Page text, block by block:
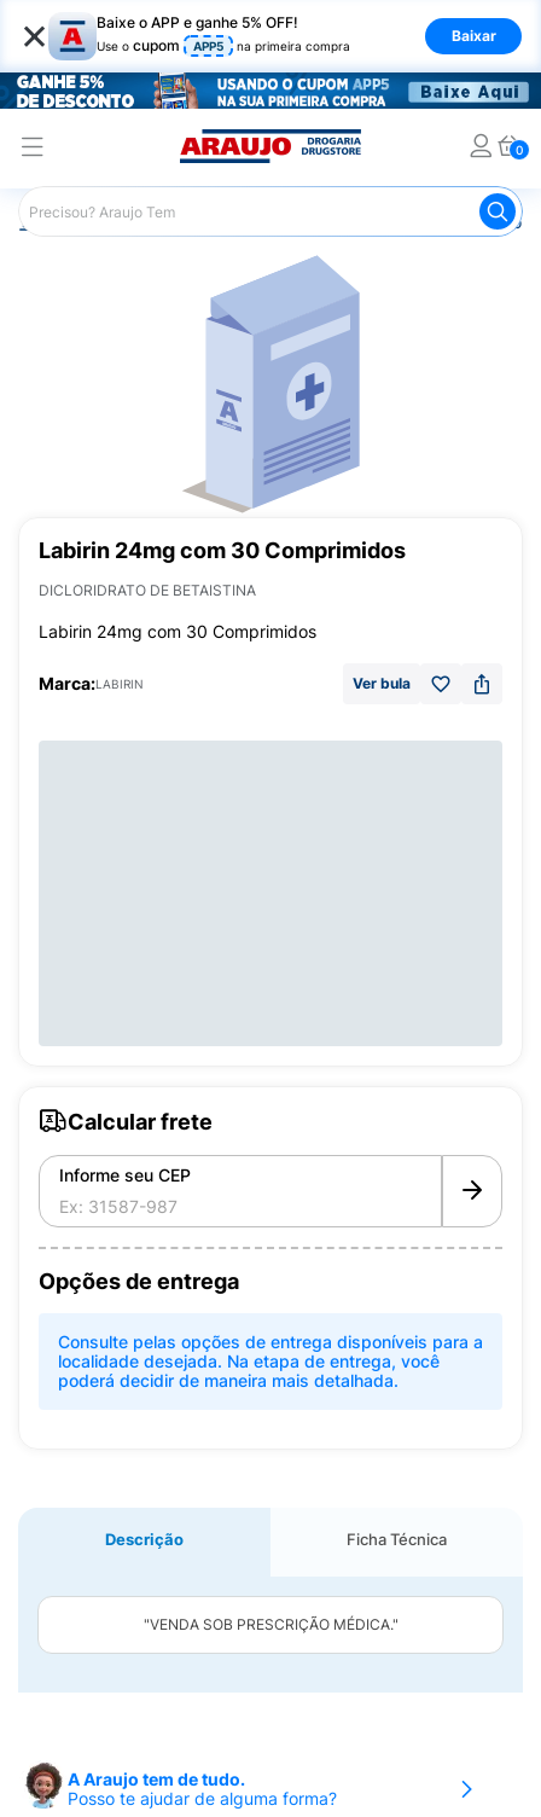
× Baixe o APP e ganhe 5% OFF!
Use o cupom APP5 na primeira compra
Baixar
0
Araujo Medicamentos Remédio para Sistema Nervoso
Labirin 24mg com 30 Comprimidos
DICLORIDRATO DE BETAISTINA
Labirin 24mg com 30 Comprimidos
Marca:LABIRIN Ver bula
Calcular frete
Informe seu CEP
Opções de entrega
Consulte pelas opções de entrega disponíveis para a
localidade desejada. Na etapa de entrega, você
poderá decidir de maneira mais detalhada.
Descrição Ficha Técnica
"VENDA SOB PRESCRIÇÃO MÉDICA."
A Araujo tem de tudo.
Posso te ajudar de alguma forma?